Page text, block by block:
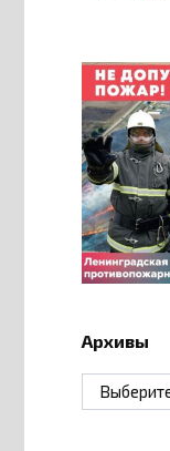
Архивы
Архивы